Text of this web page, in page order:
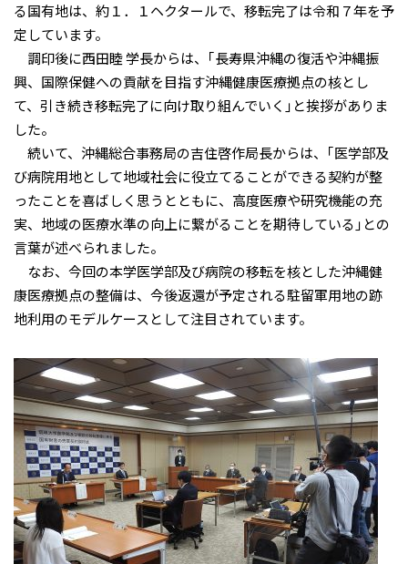
る国有地は、約１．１ヘクタールで、移転完了は令和７年を予
定しています。
調印後に西田睦 学長からは、｢長寿県沖縄の復活や沖縄振
興、国際保健への貢献を目指す沖縄健康医療拠点の核とし
て、引き続き移転完了に向け取り組んでいく｣と挨拶がありま
した。
続いて、沖縄総合事務局の吉住啓作局長からは、｢医学部及
び病院用地として地域社会に役立てることができる契約が整
ったことを喜ばしく思うとともに、高度医療や研究機能の充
実、地域の医療水準の向上に繋がることを期待している｣との
言葉が述べられました。
なお、今回の本学医学部及び病院の移転を核とした沖縄健
康医療拠点の整備は、今後返還が予定される駐留軍用地の跡
地利用のモデルケースとして注目されています。